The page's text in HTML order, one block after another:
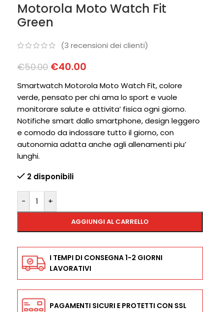
Motorola Moto Watch Fit
Green
(3 recensioni dei clienti)
€50.00 €40.00
Smartwatch Motorola Moto Watch Fit, colore
verde, pensato per chi ama lo sport e vuole
monitorare salute e attivita’ fisica ogni giorno.
Notifiche smart dallo smartphone, design leggero
e comodo da indossare tutto il giorno, con
autonomia adatta anche agli allenamenti piu’
lunghi.
2 disponibili
- +
AGGIUNGI AL CARRELLO
I TEMPI DI CONSEGNA 1-2 GIORNI
LAVORATIVI
PAGAMENTI SICURI E PROTETTI CON SSL